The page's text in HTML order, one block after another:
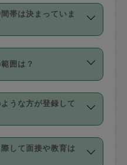
ペイドカード（Vプ
ど）は支払にはご利
対応していませ
交通費も、依頼料
お支払いとなりま
。
設けていない代わ
キャンセルは有償
は３回以上のキャ
、隔週定期の場合
ルが有償（1200
別途発生し、依頼
てお支払いとなり
「依頼の詳細」に
帯は決まっていま
。いずれも１回あ
時
時
変更することが可
囲は？
、買い物、料理、
ジさんによってで
りますので、依頼
のプロフィールで
うな方が登録して
経験をお持ちの
いった資格者で保
して面接や教育は